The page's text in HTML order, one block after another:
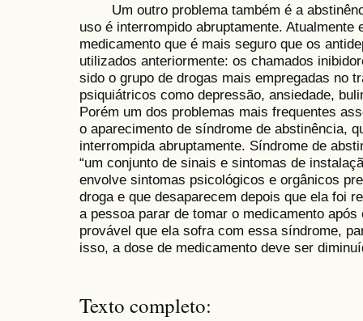
Um outro problema também é a
uso é interrompido abruptamente. Atualmente
medicamento que é mais seguro que os
utilizados anteriormente: os chamados
sido o grupo de drogas mais empregadas no
psiquiátricos como depressão, ansiedade,
Porém um dos problemas mais frequentes
o aparecimento de síndrome de abstinência,
interrompida abruptamente. Síndrome de
“um conjunto de sinais e sintomas de
envolve sintomas psicológicos e orgânicos
droga e que desaparecem depois que ela foi
a pessoa parar de tomar o medicamento
provável que ela sofra com essa síndrome,
isso, a dose de medicamento deve ser
Texto completo: